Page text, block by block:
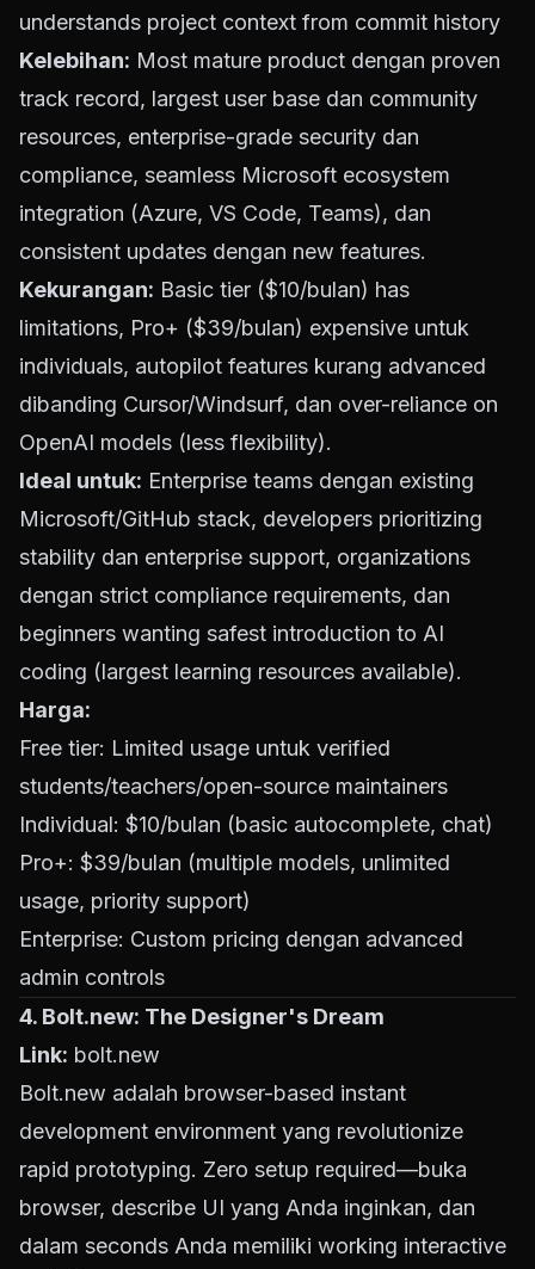
understands project context from commit history
Kelebihan: Most mature product dengan proven
track record, largest user base dan community
resources, enterprise-grade security dan
compliance, seamless Microsoft ecosystem
integration (Azure, VS Code, Teams), dan
consistent updates dengan new features.
Kekurangan: Basic tier ($10/bulan) has
limitations, Pro+ ($39/bulan) expensive untuk
individuals, autopilot features kurang advanced
dibanding Cursor/Windsurf, dan over-reliance on
OpenAI models (less flexibility).
Ideal untuk: Enterprise teams dengan existing
Microsoft/GitHub stack, developers prioritizing
stability dan enterprise support, organizations
dengan strict compliance requirements, dan
beginners wanting safest introduction to AI
coding (largest learning resources available).
Harga:
Free tier: Limited usage untuk verified
students/teachers/open-source maintainers
Individual: $10/bulan (basic autocomplete, chat)
Pro+: $39/bulan (multiple models, unlimited
usage, priority support)
Enterprise: Custom pricing dengan advanced
admin controls
4. Bolt.new: The Designer's Dream
Link: bolt.new
Bolt.new adalah browser-based instant
development environment yang revolutionize
rapid prototyping. Zero setup required—buka
browser, describe UI yang Anda inginkan, dan
dalam seconds Anda memiliki working interactive